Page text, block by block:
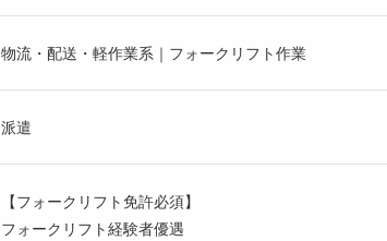
物流・配送・軽作業系｜フォークリフト作業
派遣
【フォークリフト免許必須】
フォークリフト経験者優遇